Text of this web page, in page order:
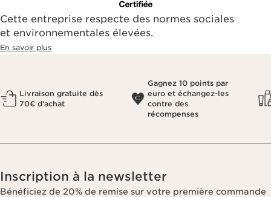
Cette entreprise respecte des normes sociales
et environnementales élevées.
En savoir plus
Livraison gratuite dès
70€ d'achat
Gagnez 10 points par
euro et échangez-les
contre des
récompenses
Inscription à la newsletter
Bénéficiez de 20% de remise sur votre première commande